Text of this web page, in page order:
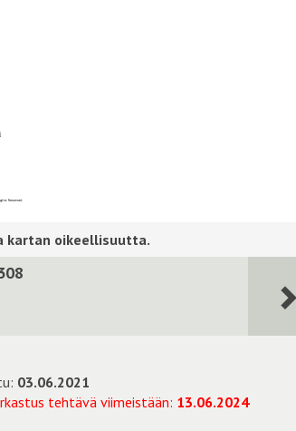
03.06.2021
tehtävä viimeistään: 13.06.2024